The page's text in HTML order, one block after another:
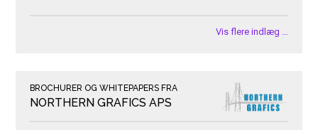
Vis flere indlæg …
BROCHURER OG WHITEPAPERS FRA
NORTHERN GRAFICS APS